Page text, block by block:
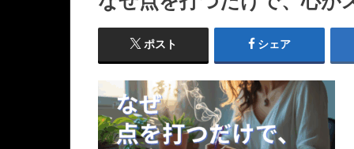
ポスト シェア